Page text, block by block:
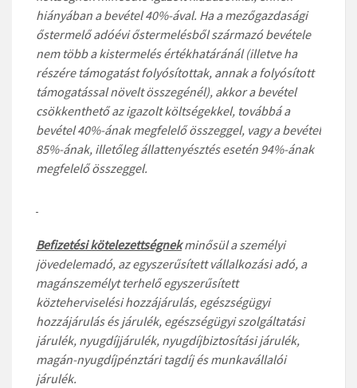
hiányában a bevétel 40%-ával. Ha a mezőgazdasági
őstermelő adóévi őstermelésből származó bevétele
nem több a kistermelés értékhatáránál (illetve ha
részére támogatást folyósítottak, annak a folyósított
támogatással növelt összegénél), akkor a bevétel
csökkenthető az igazolt költségekkel, továbbá a
bevétel 40%-ának megfelelő összeggel, vagy a bevétel
85%-ának, illetőleg állattenyésztés esetén 94%-ának
megfelelő összeggel.
Befizetési kötelezettségnekminősül a személyi
jövedelemadó, az egyszerűsített vállalkozási adó, a
magánszemélyt terhelő egyszerűsített
közteherviselési hozzájárulás, egészségügyi
hozzájárulás és járulék, egészségügyi szolgáltatási
járulék, nyugdíjjárulék, nyugdíjbiztosítási járulék,
magán-nyugdíjpénztári tagdíj és munkavállalói
járulék.